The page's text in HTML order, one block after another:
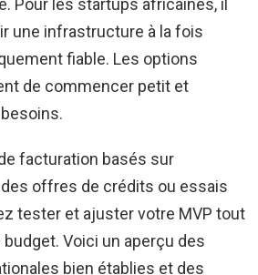
Pour les startups africaines, il
une infrastructure à la fois
fiable. Les options
de commencer petit et
facturation basés sur
des offres de crédits ou essais
tester et ajuster votre MVP tout
Voici un aperçu des
bien établies et des